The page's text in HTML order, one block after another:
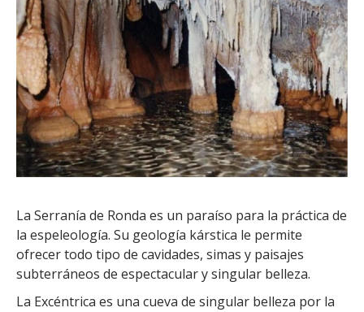
La Serranía de Ronda es un paraíso para la práctica de
la espeleología. Su geología kárstica le permite
ofrecer todo tipo de cavidades, simas y paisajes
subterráneos de espectacular y singular belleza.
La Excéntrica es una cueva de singular belleza por la